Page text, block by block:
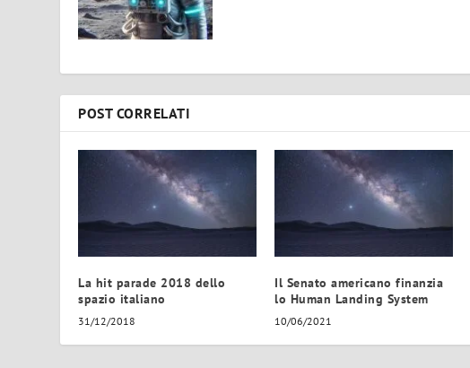
POST CORRELATI
La hit parade 2018 dello
spazio italiano
31/12/2018
Il Senato americano finanzia
lo Human Landing System
10/06/2021